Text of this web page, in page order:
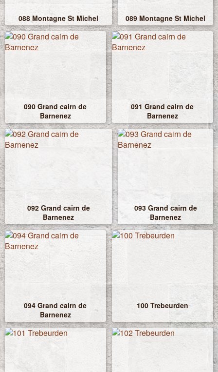
088 Montagne St Michel 089 Montagne St Michel
090 Grand cairn de
Barnenez
091 Grand cairn de
Barnenez
092 Grand cairn de
Barnenez
093 Grand cairn de
Barnenez
094 Grand cairn de
Barnenez
100 Trebeurden